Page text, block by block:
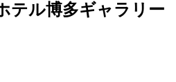
テル博多ギャラリー